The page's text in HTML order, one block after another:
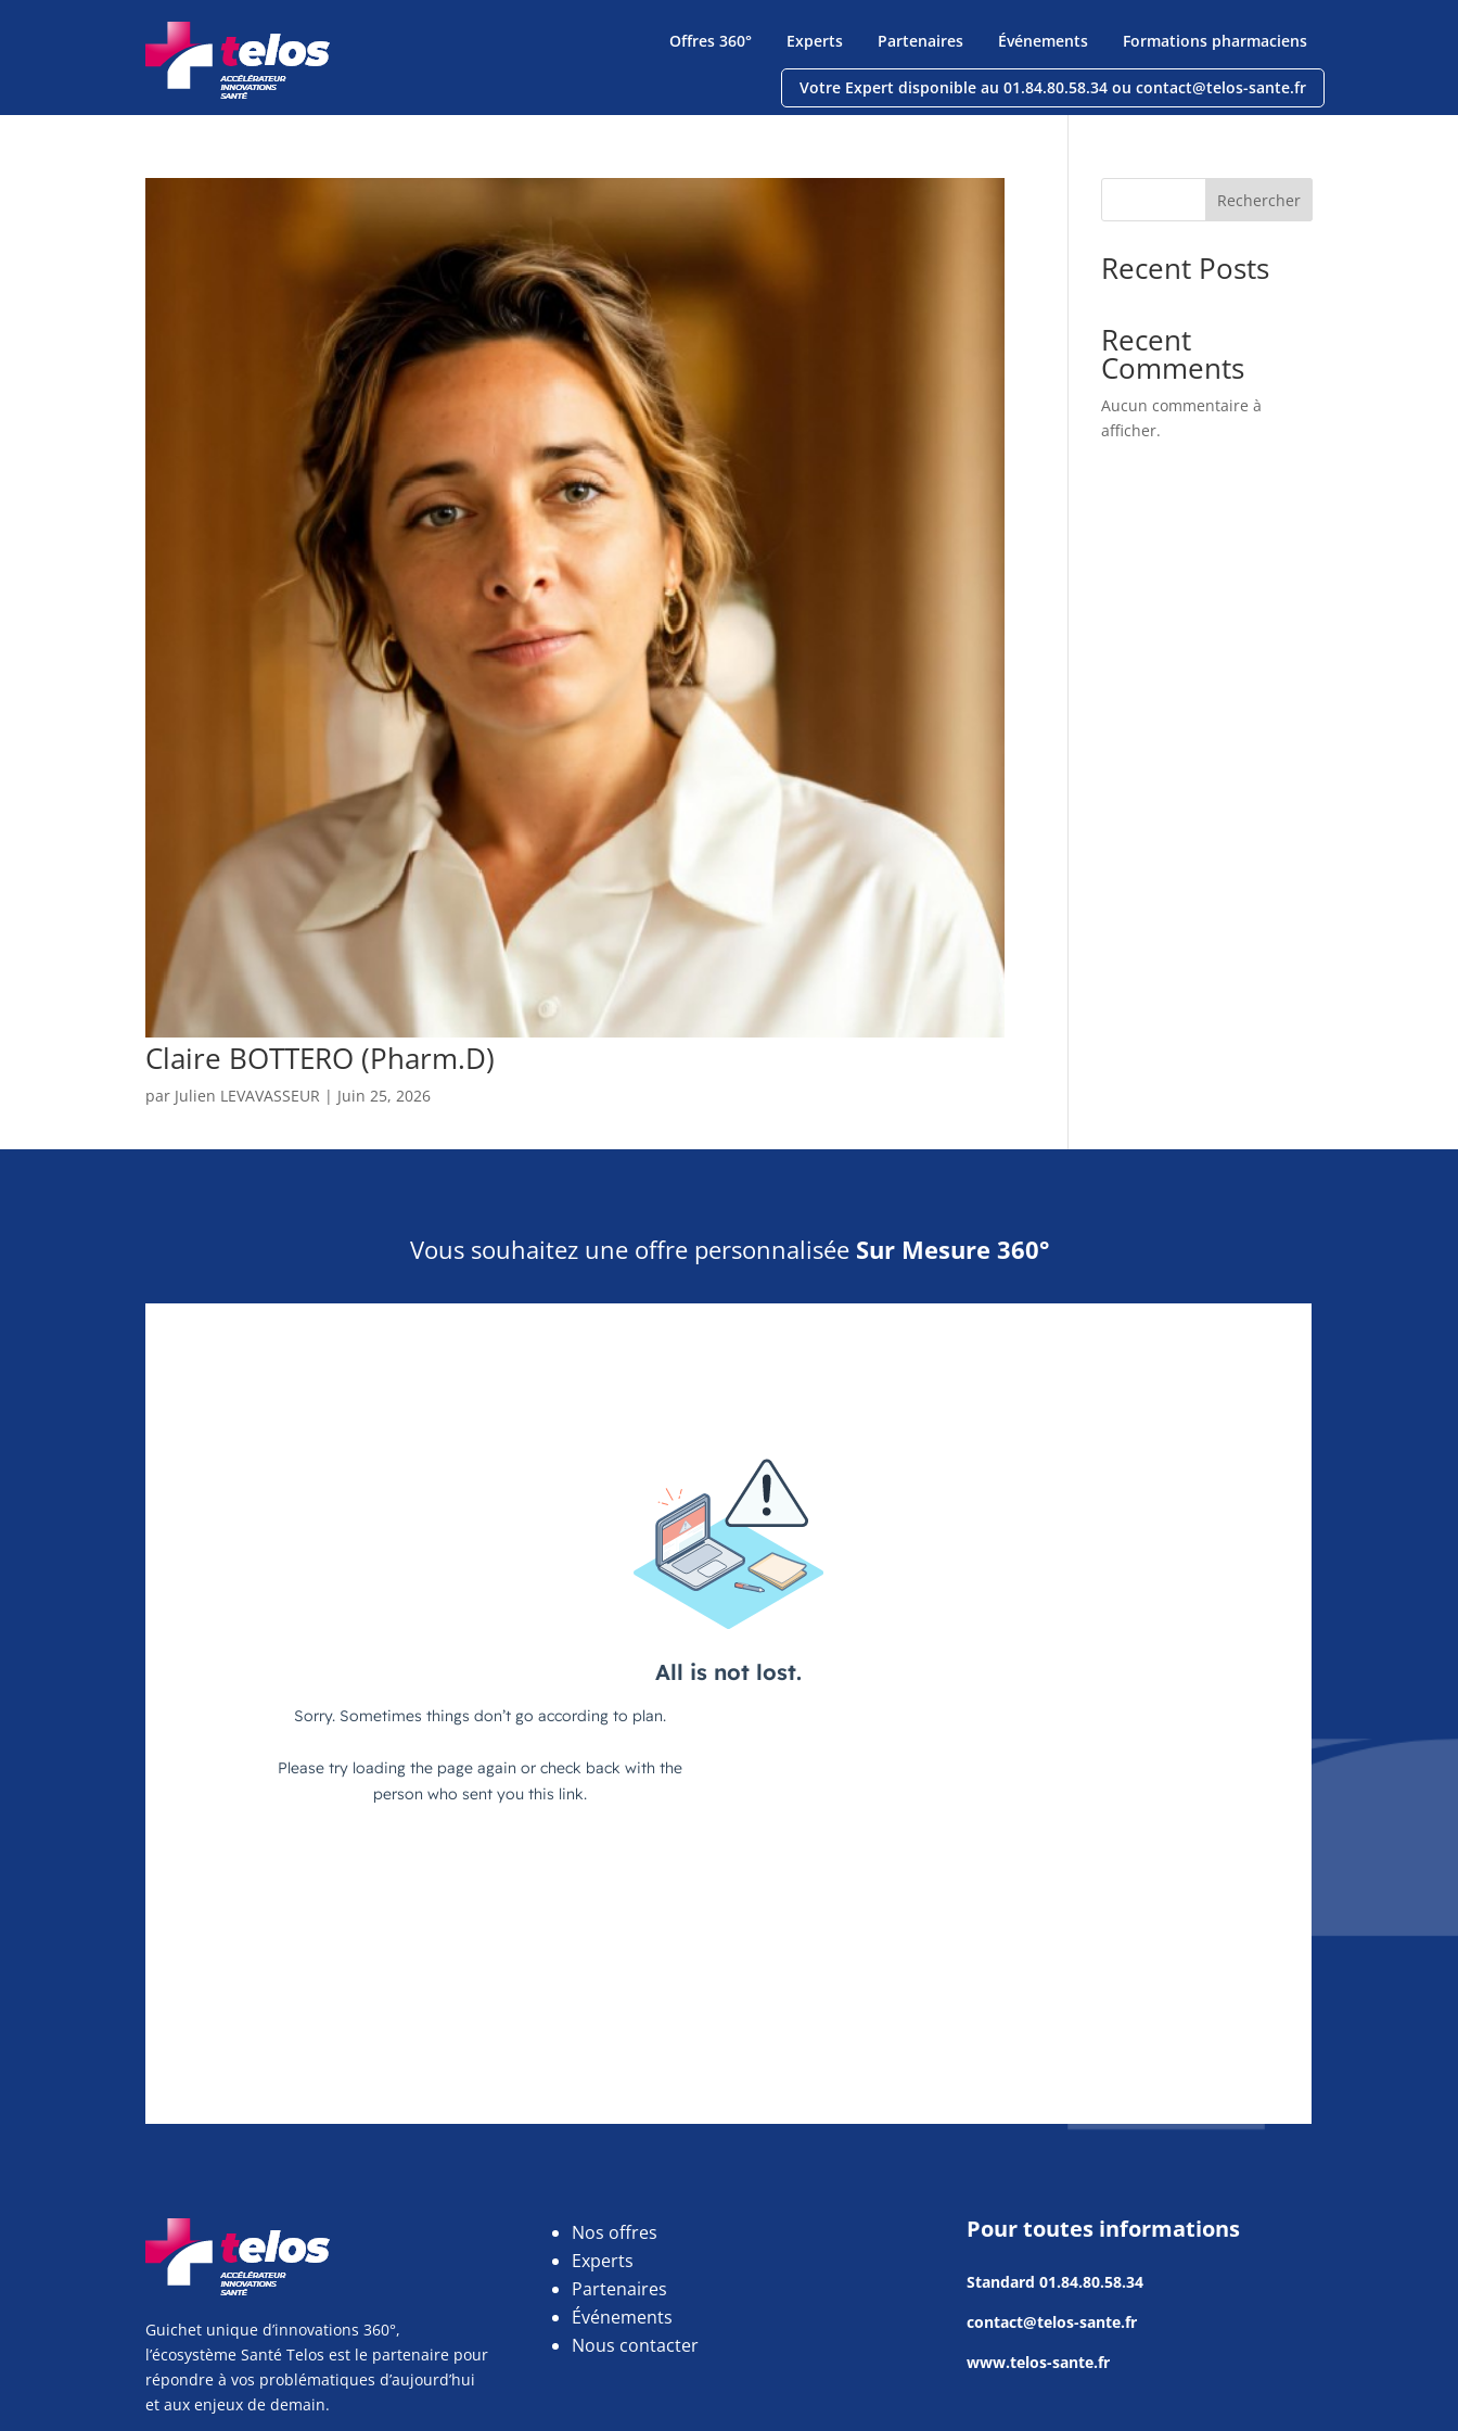
Offres 360° Experts Partenaires Événements Formations pharmaciens
Votre Expert disponible au 01.84.80.58.34 ou contact@telos-sante.fr
Claire BOTTERO (Pharm.D)
par Julien LEVAVASSEUR | Juin 25, 2026
Rechercher
Recent Posts
Recent
Comments
Aucun commentaire à
afficher.
Vous souhaitez une offre personnalisée Sur Mesure 360°
Guichet unique d’innovations 360°,
l’écosystème Santé Telos est le partenaire pour
répondre à vos problématiques d’aujourd’hui
et aux enjeux de demain.
Nos offres
Experts
Partenaires
Événements
Nous contacter
Pour toutes informations
Standard 01.84.80.58.34
contact@telos-sante.fr
www.telos-sante.fr